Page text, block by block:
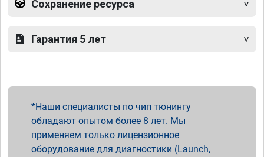
Сохранение ресурса
Гарантия 5 лет
Наши специалисты по чип тюнингу
обладают опытом более 8 лет. Мы
применяем только лицензионное
оборудование для диагностики (Launch,